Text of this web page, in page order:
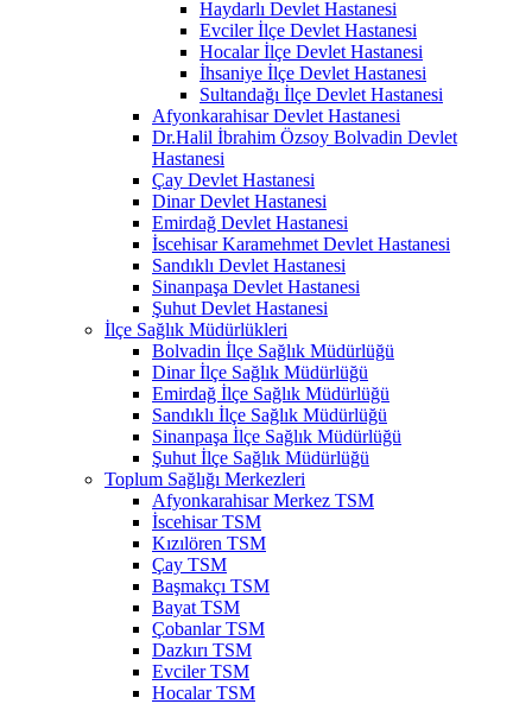
Haydarlı Devlet Hastanesi
Evciler İlçe Devlet Hastanesi
Hocalar İlçe Devlet Hastanesi
İhsaniye İlçe Devlet Hastanesi
Sultandağı İlçe Devlet Hastanesi
Afyonkarahisar Devlet Hastanesi
Dr.Halil İbrahim Özsoy Bolvadin Devlet
Hastanesi
Çay Devlet Hastanesi
Dinar Devlet Hastanesi
Emirdağ Devlet Hastanesi
İscehisar Karamehmet Devlet Hastanesi
Sandıklı Devlet Hastanesi
Sinanpaşa Devlet Hastanesi
Şuhut Devlet Hastanesi
İlçe Sağlık Müdürlükleri
Bolvadin İlçe Sağlık Müdürlüğü
Dinar İlçe Sağlık Müdürlüğü
Emirdağ İlçe Sağlık Müdürlüğü
Sandıklı İlçe Sağlık Müdürlüğü
Sinanpaşa İlçe Sağlık Müdürlüğü
Şuhut İlçe Sağlık Müdürlüğü
Toplum Sağlığı Merkezleri
Afyonkarahisar Merkez TSM
İscehisar TSM
Kızılören TSM
Çay TSM
Başmakçı TSM
Bayat TSM
Çobanlar TSM
Dazkırı TSM
Evciler TSM
Hocalar TSM